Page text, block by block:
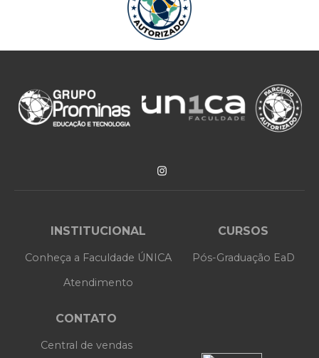
INSTITUCIONAL
Conheça a Faculdade ÚNICA
Atendimento
CURSOS
Pós-Graduação EaD
CONTATO
Central de vendas